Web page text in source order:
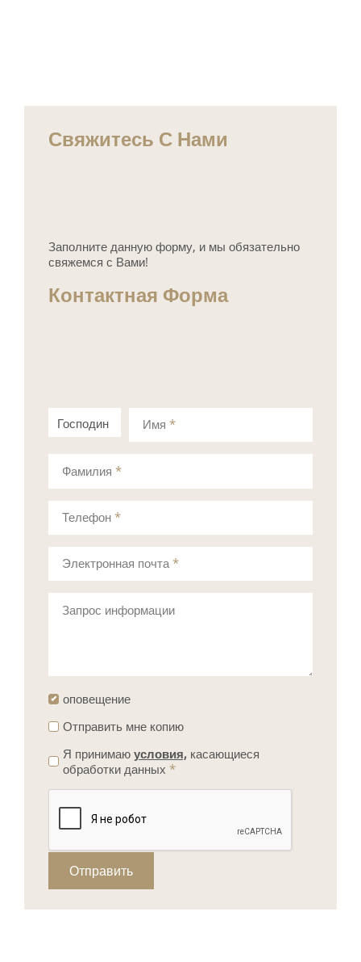
Свяжитесь С Нами
Заполните данную форму, и мы обязательно
свяжемся с Вами!
Контактная Форма
Господин Госпожа
Имя *
Телефон *
Запрос информации
Фамилия *
Электронная почта*
оповещение
Отправить мне копию
Я принимаю условия, касающиеся
обработки данных *
Отправить